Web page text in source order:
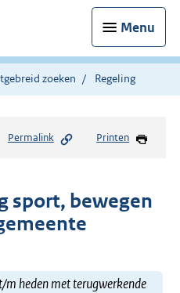
Menu
zoeken Regeling
Permalink Printen
sport, bewegen
heden met terugwerkende